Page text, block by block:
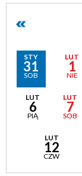
STY
31
SOB
LUT
1
NIE
LUT
6
PIĄ
LUT
7
SOB
LUT
12
CZW